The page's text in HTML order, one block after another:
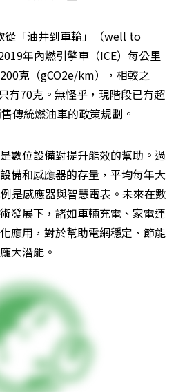
從「油井到車輪」（well to
年內燃引擎車（ICE）每公里
克（gCO2e/km），相較之
有70克。無怪乎，現階段已有超
傳統燃油車的政策規劃。
數位設備對提升能效的幫助。過
備和感應器的存量，平均每年大
是感應器與智慧電表。未來在數
發展下，諸如車輛充電、家電連
應用，對於幫助電網穩定、節能
大潛能。